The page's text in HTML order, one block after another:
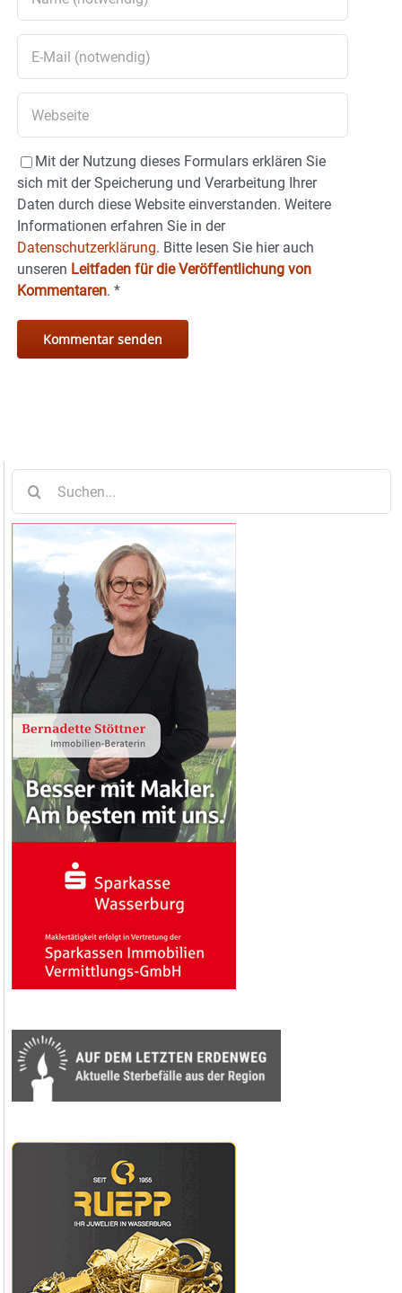
Mit der Nutzung dieses Formulars erklären Sie
sich mit der Speicherung und Verarbeitung Ihrer
Daten durch diese Website einverstanden. Weitere
Informationen erfahren Sie in der
Datenschutzerklärung. Bitte lesen Sie hier auch
unseren Leitfaden für die Veröffentlichung von
Kommentaren. *
nach: